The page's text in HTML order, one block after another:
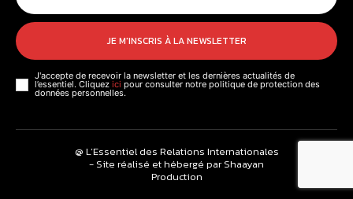
JE M'INSCRIS À LA NEWSLETTER
J'accepte de recevoir la newsletter et les dernières actualités de
l’essentiel. Cliquez ici pour consulter notre politique de protection des
données personnelles.
@ L’Essentiel des Relations Internationales
- Site réalisé et hébergé par Shaayan
Production